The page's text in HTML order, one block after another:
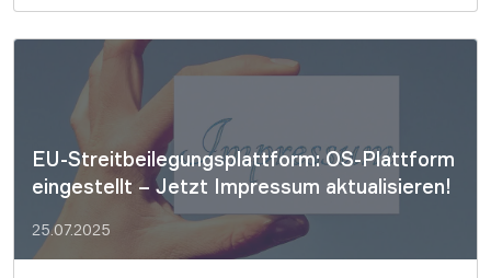
er Shurjoka dennoch weiterhin als
„Hatefluencerin“ bezeichnen. Äußerungen […]
EU-Streitbeilegungsplattform: OS-Plattform
eingestellt – Jetzt Impressum aktualisieren!
25.07.2025